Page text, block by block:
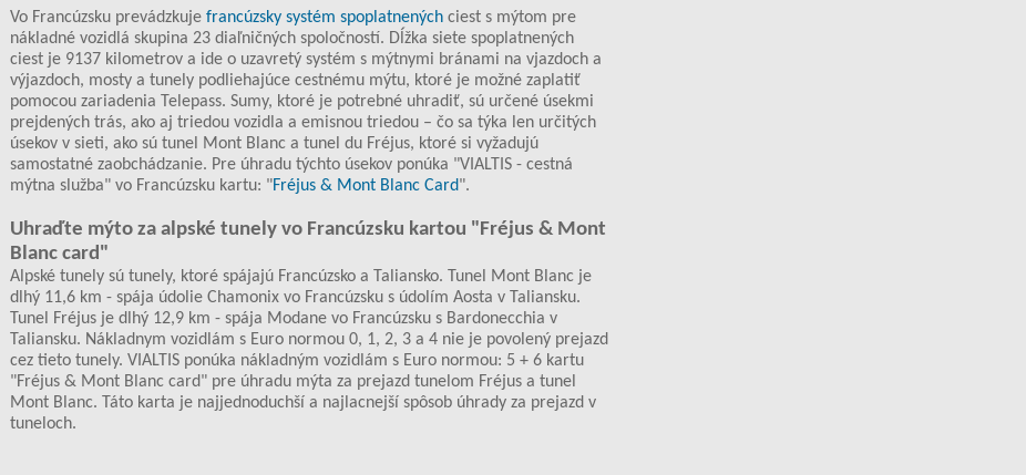
Vo Francúzsku prevádzkuje francúzsky systém spoplatnených ciest s mýtom pre
nákladné vozidlá skupina 23 diaľničných spoločností. Dĺžka siete spoplatnených
ciest je 9137 kilometrov a ide o uzavretý systém s mýtnymi bránami na vjazdoch a
výjazdoch, mosty a tunely podliehajúce cestnému mýtu, ktoré je možné zaplatiť
pomocou zariadenia Telepass. Sumy, ktoré je potrebné uhradiť, sú určené úsekmi
prejdených trás, ako aj triedou vozidla a emisnou triedou – čo sa týka len určitých
úsekov v sieti, ako sú tunel Mont Blanc a tunel du Fréjus, ktoré si vyžadujú
samostatné zaobchádzanie. Pre úhradu týchto úsekov ponúka "VIALTIS - cestná
mýtna služba" vo Francúzsku kartu: "Fréjus & Mont Blanc Card".
Uhraďte mýto za alpské tunely vo Francúzsku kartou "Fréjus & Mont
Blanc card"
Alpské tunely sú tunely, ktoré spájajú Francúzsko a Taliansko. Tunel Mont Blanc je
dlhý 11,6 km - spája údolie Chamonix vo Francúzsku s údolím Aosta v Taliansku.
Tunel Fréjus je dlhý 12,9 km - spája Modane vo Francúzsku s Bardonecchia v
Taliansku. Nákladnym vozidlám s Euro normou 0, 1, 2, 3 a 4 nie je povolený prejazd
cez tieto tunely. VIALTIS ponúka nákladným vozidlám s Euro normou: 5 + 6 kartu
"Fréjus & Mont Blanc card" pre úhradu mýta za prejazd tunelom Fréjus a tunel
Mont Blanc. Táto karta je najjednoduchší a najlacnejší spôsob úhrady za prejazd v
tuneloch.